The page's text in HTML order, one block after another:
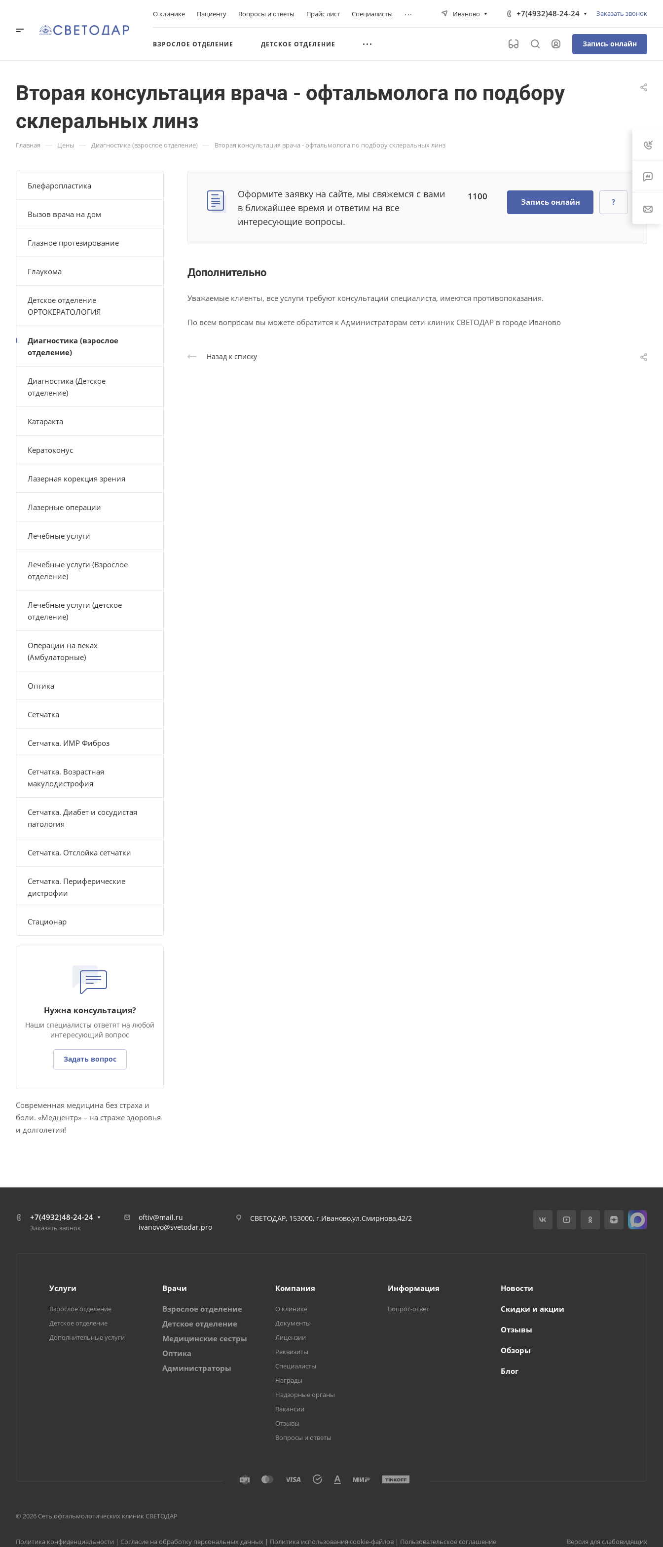
О клинике Пациенту Вопросы и ответы Прайс лист Специалисты ... Иваново +7(4932)48-24-24 Заказать звонок
ВЗРОСЛОЕ ОТДЕЛЕНИЕ ДЕТСКОЕ ОТДЕЛЕНИЕ Запись онлайн
Вторая консультация врача - офтальмолога по подбору
склеральных линз
Главная — Цены — Диагностика (взрослое отделение) — Вторая консультация врача - офтальмолога по подбору склеральных линз
Оформите заявку на сайте, мы свяжемся с вами
в ближайшее время и ответим на все
интересующие вопросы.
1100 Запись онлайн ?
Дополнительно
Уважаемые клиенты, все услуги требуют консультации специалиста, имеются противопоказания.
По всем вопросам вы можете обратится к Администраторам сети клиник СВЕТОДАР в городе Иваново
Назад к списку
Блефаропластика
Вызов врача на дом
Глазное протезирование
Глаукома
Детское отделение
ОРТОКЕРАТОЛОГИЯ
Диагностика (взрослое
отделение)
Диагностика (Детское
отделение)
Катаракта
Кератоконус
Лазерная корекция зрения
Лазерные операции
Лечебные услуги
Лечебные услуги (Взрослое
отделение)
Лечебные услуги (детское
отделение)
Операции на веках
(Амбулаторные)
Оптика
Сетчатка
Сетчатка. ИМР Фиброз
Сетчатка. Возрастная
макулодистрофия
Сетчатка. Диабет и сосудистая
патология
Сетчатка. Отслойка сетчатки
Сетчатка. Периферические
дистрофии
Стационар
Нужна консультация?
Наши специалисты ответят на любой
интересующий вопрос
Задать вопрос
Современная медицина без страха и
боли. «Медцентр» – на страже здоровья
и долголетия!
+7(4932)48-24-24
Заказать звонок
oftiv@mail.ru
ivanovo@svetodar.pro
СВЕТОДАР, 153000, г.Иваново,ул.Смирнова,42/2
Услуги
Взрослое отделение
Детское отделение
Дополнительные услуги
Врачи
Взрослое отделение
Детское отделение
Медицинские сестры
Оптика
Администраторы
Компания
О клинике
Документы
Лицензии
Реквизиты
Специалисты
Награды
Надзорные органы
Вакансии
Отзывы
Вопросы и ответы
Информация
Вопрос-ответ
Новости
Скидки и акции
Отзывы
Обзоры
Блог
© 2026 Сеть офтальмологических клиник СВЕТОДАР
Политика конфиденциальности | Согласие на обработку персональных данных | Политика использования cookie-файлов | Пользовательское соглашение Версия для слабовидящих